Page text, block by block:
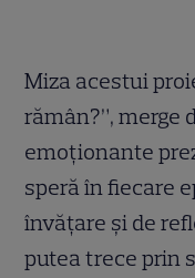
Miza acestui
rămân?”, merge
emoționante
speră în fiecare
învățare și de
putea trece prin